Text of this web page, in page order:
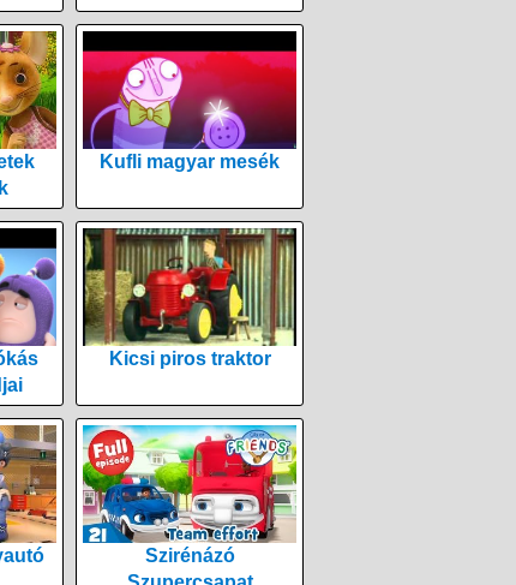
Kufli magyar mesék
Kicsi piros traktor
Szirénázó